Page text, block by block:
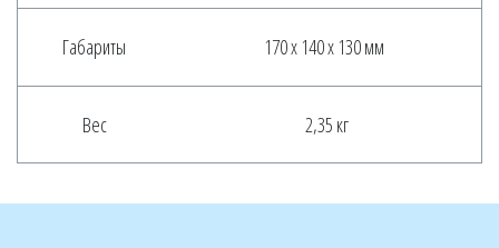
Габариты 170 х 140 х 130 мм
Вес 2,35 кг